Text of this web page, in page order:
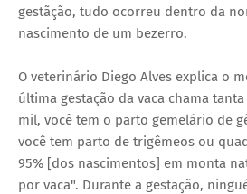
gestãção, tudo ocorreu dentro da
nascimento de um bezerro.
O veterinário Diego Alves explica o
última gestação da vaca chama
mil, você tem o parto gemelário de
você tem parto de trigêmeos ou
95% [dos nascimentos] em monta
por vaca". Durante a gestação,